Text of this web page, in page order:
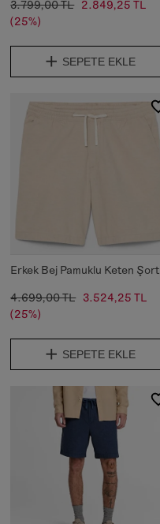
3.799,00 TL 2.849,25 TL
(25%)
SEPETE EKLE
Erkek Bej Pamuklu Keten Şort
4.699,00 TL 3.524,25 TL
(25%)
SEPETE EKLE